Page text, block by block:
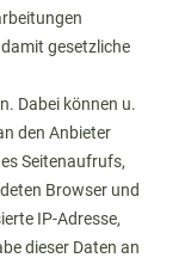
gesetzliche
Dabei können u.
den Anbieter
Seitenaufrufs,
Browser und
IP-Adresse,
dieser Daten an